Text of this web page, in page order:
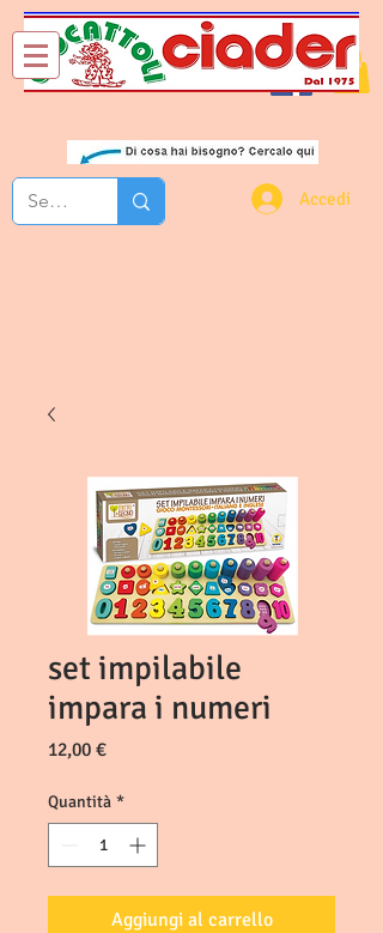
Chi Siamo Contatti
Accedi
set impilabile
impara i numeri
12,00 €Prezzo
Quantità *
Aggiungi al carrello